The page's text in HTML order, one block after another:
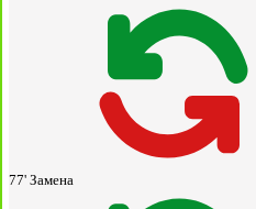
77' Замена